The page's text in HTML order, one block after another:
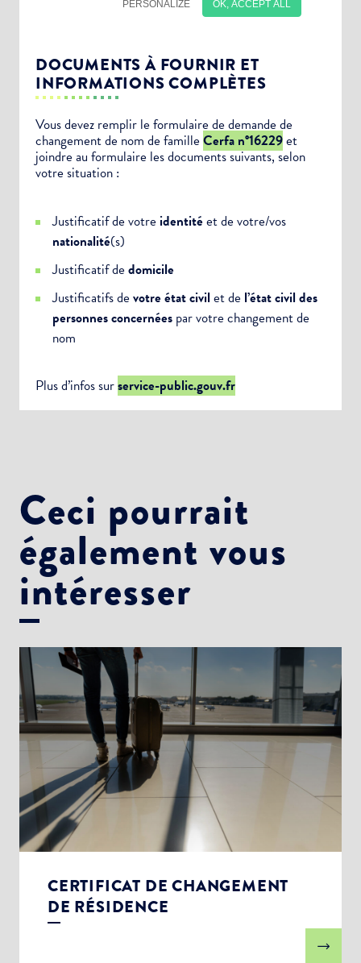
DOCUMENTS À FOURNIR ET
INFORMATIONS COMPLÈTES
Vous devez remplir le formulaire de demande de
changement de nom de famille Cerfa n°16229et
joindre au formulaire les documents suivants, selon
votre situation :
Justificatif de votre identitéet de votre/vos
nationalité(s)
Justificatif de domicile
Justificatifs de votre état civilet de l’état civil des
personnes concernées par votre changement de
nom
Plus d’infos surservice-public.gouv.fr
Ceci pourrait
également vous
intéresser
CERTIFICAT DE CHANGEMENT
DE RÉSIDENCE
Choisissez votre abonnement :
Newsletter Culture
Newsletter Sport et Vie associative